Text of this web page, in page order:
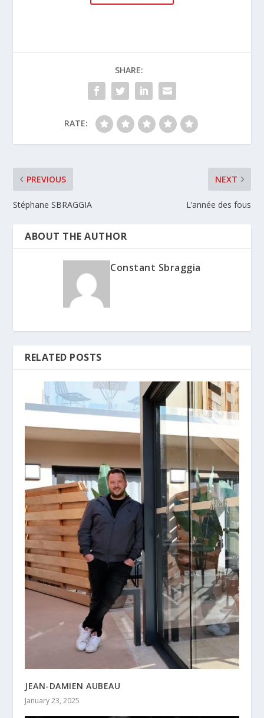
SHARE:
RATE:
PREVIOUS
Stéphane SBRAGGIA
NEXT
L’année des fous
ABOUT THE AUTHOR
Constant Sbraggia
RELATED POSTS
JEAN-DAMIEN AUBEAU
January 23, 2025